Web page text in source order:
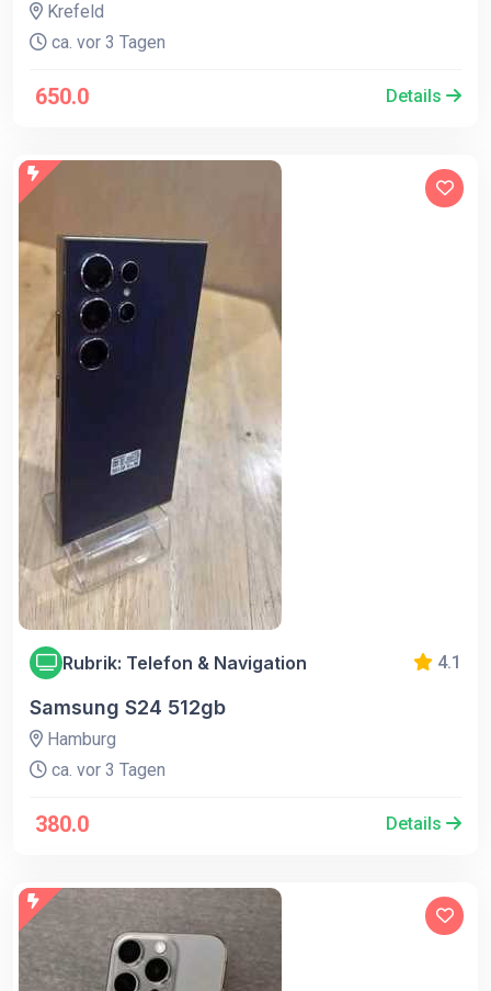
Krefeld
ca. vor 3 Tagen
650.0 Details
Rubrik: Telefon & Navigation 4.1
Samsung S24 512gb
Hamburg
ca. vor 3 Tagen
380.0 Details